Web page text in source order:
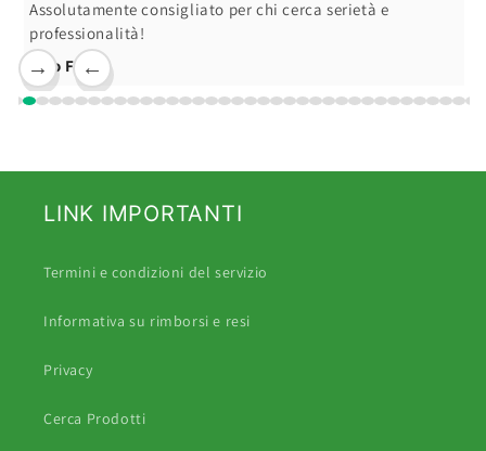
←
→
Assolutamente consigliato per chi cerca serietà e
professionalità!
Ciro F.
LINK IMPORTANTI
Termini e condizioni del servizio
Informativa su rimborsi e resi
Privacy
Cerca Prodotti